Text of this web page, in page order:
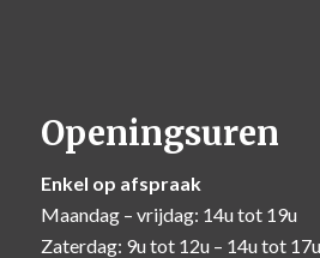
Openingsuren
Enkel op afspraak
Maandag – vrijdag: 14u tot 19u
Zaterdag: 9u tot 12u – 14u tot 17u